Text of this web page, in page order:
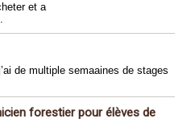
et a
de multiple semaaines de stages
forestier pour élèves de